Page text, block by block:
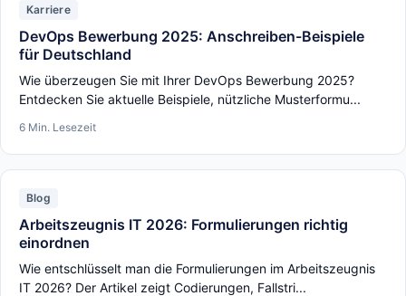
Karriere
DevOps Bewerbung 2025: Anschreiben-Beispiele
für Deutschland
Wie überzeugen Sie mit Ihrer DevOps Bewerbung 2025?
Entdecken Sie aktuelle Beispiele, nützliche Musterformu...
6 Min. Lesezeit
Blog
Arbeitszeugnis IT 2026: Formulierungen richtig
einordnen
Wie entschlüsselt man die Formulierungen im Arbeitszeugnis
IT 2026? Der Artikel zeigt Codierungen, Fallstri...